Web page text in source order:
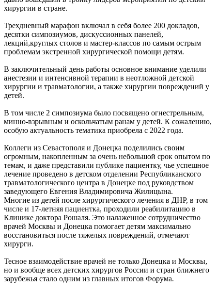
хирургии в стране.
Трехдневный марафон включал в себя более 200 докладов,
десятки симпозиумов, дискуссионных панелей,
лекций,круглых столов и мастер-классов по самым острым
проблемам экстренной хирургической помощи детям.
В заключительный день работы основное внимание уделили
анестезии и интенсивной терапии в неотложной детской
хирургии и травматологии, а также хирургии повреждений у
детей.
В том числе 2 симпозиума было посвящено огнестрельным,
минно-взрывным и оскольчатым ранам у детей. К сожалению,
особую актуальность тематика приобрела с 2022 года.
Коллеги из Севастополя и Донецка поделились своим
огромным, накопленным за очень небольшой срок опытом по
темам, и даже представили публике пациентку, чье успешное
лечение проведено в детском отделении Республиканского
травматологического центра в Донецке под руковдством
заведующего Евгения Владимировича Жилицына.
Многие из детей после хирургического лечения в ДНР, в том
числе и 17-летняя пациентка, проходили реабилитацию в
Клинике доктора Рошаля. Это налаженное сотрудничество
врачей Москвы и Донецка помогает детям максимально
восстановиться после тяжелых повреждений, отмечают
хирурги.
Тесное взаимодействие врачей не только Донецка и Москвы,
но и вообще всех детских хирургов России и стран ближнего
зарубежья стало одним из главных итогов Форума.